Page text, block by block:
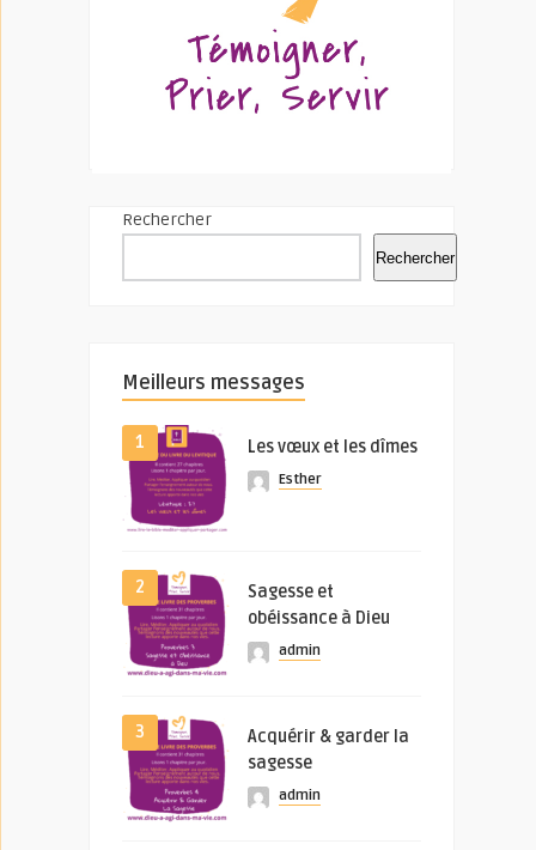
Rechercher
Rechercher
Meilleurs messages
1 Les vœux et les dîmes
Esther
2
Sagesse et
obéissance à Dieu
admin
3
Acquérir & garder la
sagesse
admin